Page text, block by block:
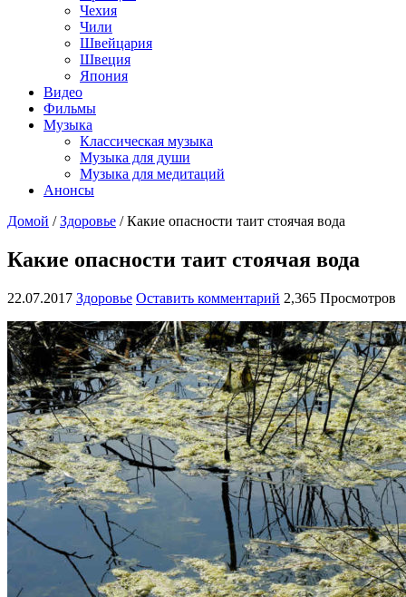
Чехия
Чили
Швейцария
Швеция
Япония
Видео
Фильмы
Музыка
Классическая музыка
Музыка для души
Музыка для медитаций
Анонсы
Домой / Здоровье / Какие опасности таит стоячая вода
Какие опасности таит стоячая вода
22.07.2017 Здоровье Оставить комментарий 2,365 Просмотров